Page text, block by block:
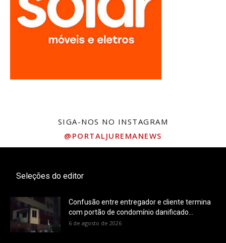
SIGA-NOS NO INSTAGRAM
@PORTALJUREMANEWS
Seleções do editor
Confusão entre entregador e cliente termina
com portão de condomínio danificado...
6 de agosto de 2026